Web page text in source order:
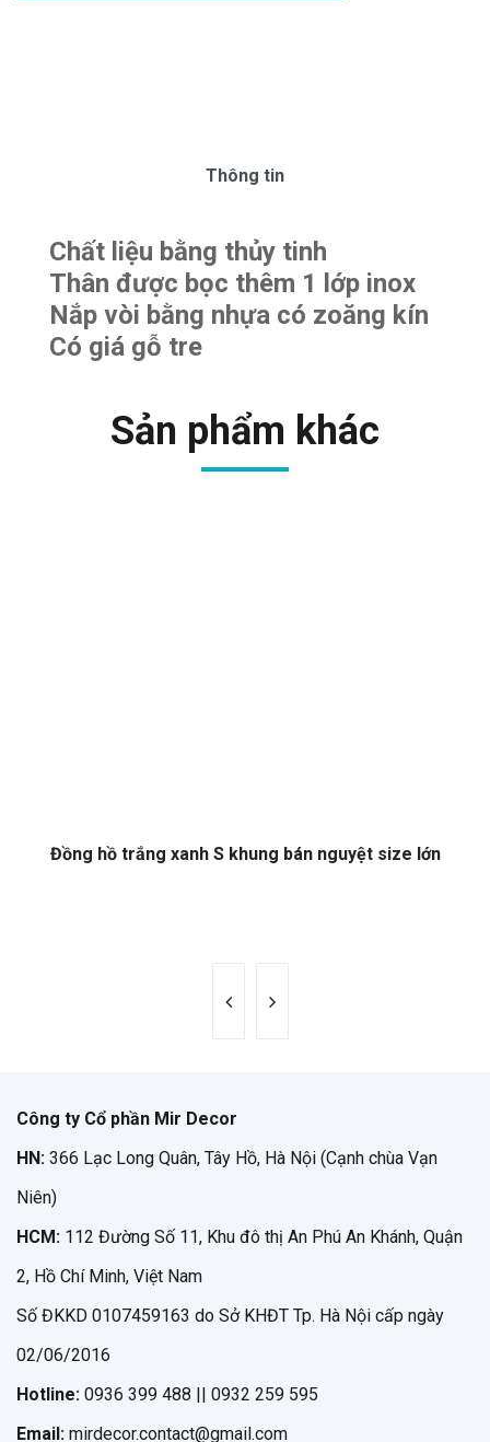
Thông tin
Chất liệu bằng thủy tinh
Thân được bọc thêm 1 lớp inox
Nắp vòi bằng nhựa có zoăng kín
Có giá gỗ tre
Sản phẩm khác
Đồng hồ trắng xanh S khung bán nguyệt size lớn
Công ty Cổ phần Mir Decor
HN: 366 Lạc Long Quân, Tây Hồ, Hà Nội (Cạnh chùa Vạn
Niên)
HCM: 112 Đường Số 11, Khu đô thị An Phú An Khánh, Quận
2, Hồ Chí Minh, Việt Nam
Số ĐKKD 0107459163 do Sở KHĐT Tp. Hà Nội cấp ngày
02/06/2016
Hotline: 0936 399 488 || 0932 259 595
Email: mirdecor.contact@gmail.com